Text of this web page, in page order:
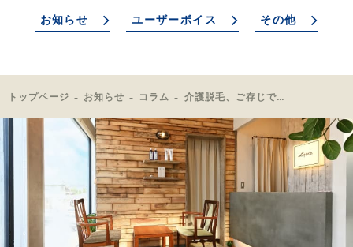
お知らせ ユーザーボイス その他
トップページ お知らせ コラム 介護脱毛、ご存じですか？